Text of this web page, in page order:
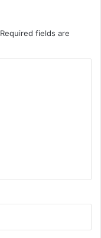
Required fields are